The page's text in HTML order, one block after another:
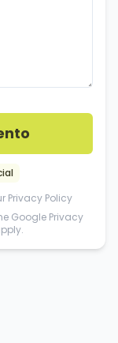
Privacy Policy
Google Privacy